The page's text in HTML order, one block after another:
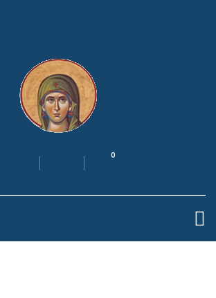
0